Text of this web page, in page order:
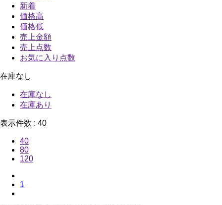
新着
価格高
価格低
売上金額
売上点数
お気に入り点数
在庫なし
在庫なし
在庫あり
表示件数 : 40
40
80
120
1